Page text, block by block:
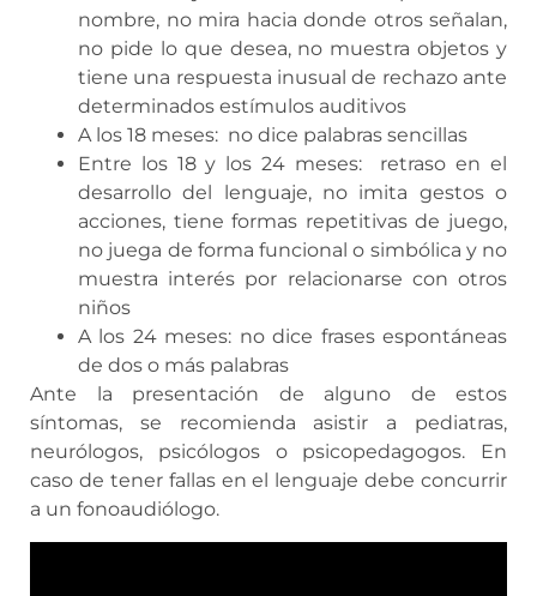
nombre, no mira hacia donde otros señalan,
no pide lo que desea, no muestra objetos y
tiene una respuesta inusual de rechazo ante
determinados estímulos auditivos
A los 18 meses: no dice palabras sencillas
Entre los 18 y los 24 meses: retraso en el
desarrollo del lenguaje, no imita gestos o
acciones, tiene formas repetitivas de juego,
no juega de forma funcional o simbólica y no
muestra interés por relacionarse con otros
niños
A los 24 meses: no dice frases espontáneas
de dos o más palabras
Ante la presentación de alguno de estos
síntomas, se recomienda asistir a pediatras,
neurólogos, psicólogos o psicopedagogos. En
caso de tener fallas en el lenguaje debe concurrir
a un fonoaudiólogo.